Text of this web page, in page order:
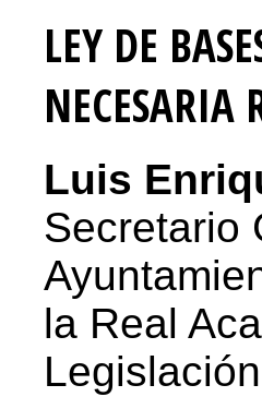
LEY DE
NECESARIA
Luis
Secretario
la Real